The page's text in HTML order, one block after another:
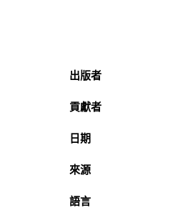
出版者
貢獻者
日期
來源
語言